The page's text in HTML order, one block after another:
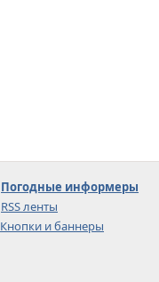
Погодные информеры
RSS ленты
Кнопки и баннеры